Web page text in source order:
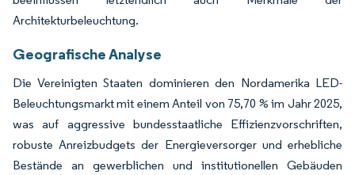
Architekturbeleuchtung.
Geografische Analyse
Die Vereinigten Staaten dominieren den Nordamerika LED-
Beleuchtungsmarkt mit einem Anteil von 75,70 % im Jahr 2025,
was auf aggressive bundesstaatliche Effizienzvorschriften,
robuste Anreizbudgets der Energieversorger und erhebliche
Bestände an gewerblichen und institutionellen Gebäuden